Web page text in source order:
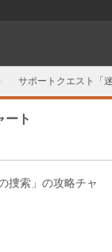
サポートクエスト「
ート
捜索」の攻略チャ